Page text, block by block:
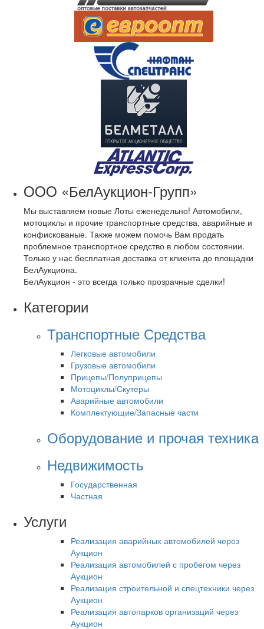
OOO «БелАукцион-Групп»
Мы выставляем новые Лоты еженедельно! Автомобили,
мотоциклы и прочие транспортные средства, аварийные и
конфискованые. Также можем помочь Вам продать
проблемное транспортное средство в любом состоянии.
Только у нас бесплатная доставка от клиента до площадки
БелАукциона.
БелАукцион - это всегда только прозрачные сделки!
Категории
Транспортные Средства
Легковые автомобили
Грузовые автомобили
Прицепы/Полуприцепы
Мотоциклы/Скутеры
Аварийные автомобили
Комплектующие/Запасные части
Оборудование и прочая техника
Недвижимость
Государственная
Частная
Услуги
Реализация аварийных автомобилей через
Аукцион
Реализация автомобилей с пробегом через
Аукцион
Реализация строительной и спецтехники через
Аукцион
Реализация автопарков организаций через
Аукцион